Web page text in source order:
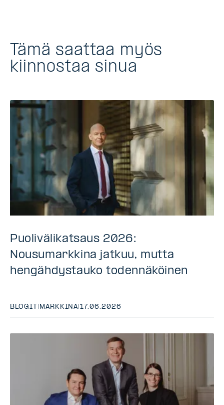
Tämä saattaa myös
kiinnostaa sinua
Puolivälikatsaus 2026:
Nousumarkkina jatkuu, mutta
hengähdystauko todennäköinen
BLOGIT MARKKINA |17.06.2026